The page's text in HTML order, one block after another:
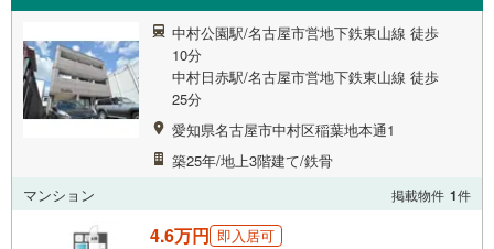
中村公園駅/名古屋市営地下鉄東山線 徒歩
10分
中村日赤駅/名古屋市営地下鉄東山線 徒歩
25分
愛知県名古屋市中村区稲葉地本通1
築25年/地上3階建て/鉄骨
マンション
掲載物件 1件
4.6万円 即入居可